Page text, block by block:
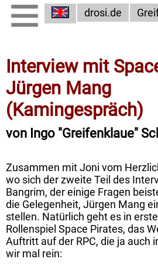
drosi.de
Interview mit
Jürgen Mang
(Kamingespräch)
von Ingo "Greifenklaue"
Zusammen mit Joni vom
wo sich der zweite Teil des
Bangrim, der einige Fragen
die Gelegenheit, Jürgen Mang
stellen. Natürlich geht es in
Rollenspiel Space Pirates, das
Auftritt auf der RPC, die ja auch
wir mal rein: